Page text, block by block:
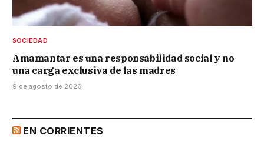
SOCIEDAD
Amamantar es una responsabilidad social y no
una carga exclusiva de las madres
9 de agosto de 2026
EN CORRIENTES